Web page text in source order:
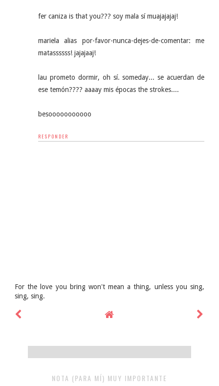
fer caniza is that you??? soy mala sí muajajajaj!
mariela alias por-favor-nunca-dejes-de-comentar: me
matassssss! jajajaaj!
lau prometo dormir, oh sí. someday... se acuerdan de
ese temón???? aaaay mis épocas the strokes....
besooooooooooo
RESPONDER
For the love you bring won't mean a thing, unless you sing,
sing, sing.
NOTA (PARA MÍ) MUY IMPORTANTE